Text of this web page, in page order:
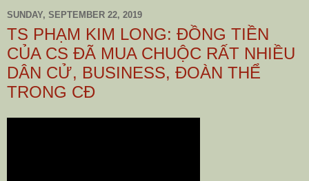
SUNDAY, SEPTEMBER 22, 2019
TS PHẠM KIM LONG: ĐỒNG TIỀN
CỦA CS ĐÃ MUA CHUỘC RẤT NHIỀU
DÂN CỬ, BUSINESS, ĐOÀN THỂ
TRONG CĐ